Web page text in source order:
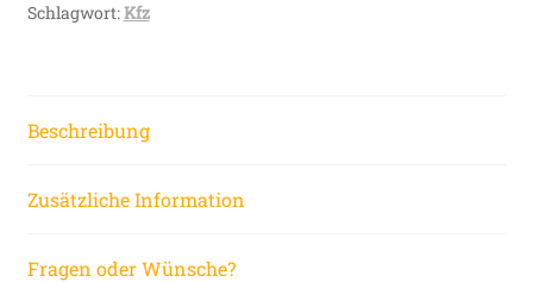
Schlagwort:Kfz
Beschreibung
Zusätzliche Information
Fragen oder Wünsche?